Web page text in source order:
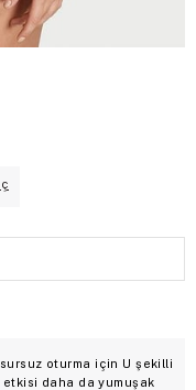
oturma için U şekilli
etkisi daha da yumuşak